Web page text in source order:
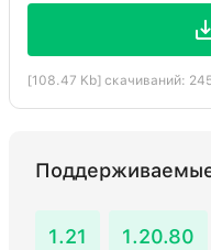
[108.47 Kb] скачиваний:
1.21 1.20.80